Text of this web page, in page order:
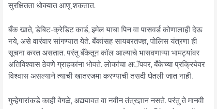
सुरक्षितता धोक्यात आणू शकतात.
बँक खाते, डेबिट-क्रेडिट कार्ड, इमेल याचा पिन वा पासवर्ड कोणालाही देऊ
नये, असे वारंवार सांगण्यात येते. बँकांसह सायबरतज्ज्ञ, पोलिस यंत्रणा ही
सूचना करत असतात. परंतु बँकेतून कॉल आल्याचे भासवणाऱ्या भामट्यांवर
अतिविश्वास ठेवणे ग्राहकांना भोवते. लोकांचा अॅपवर, बँकेच्या प्रक्रियेवर
विश्वास असल्याने त्याची खातरजमा करण्याची तसदी घेतली जात नाही.
गुन्हेगारांकडे काही वेगळे, अद्ययावत वा नवीन तंत्रज्ञान नसते. परंतु ते मानवी